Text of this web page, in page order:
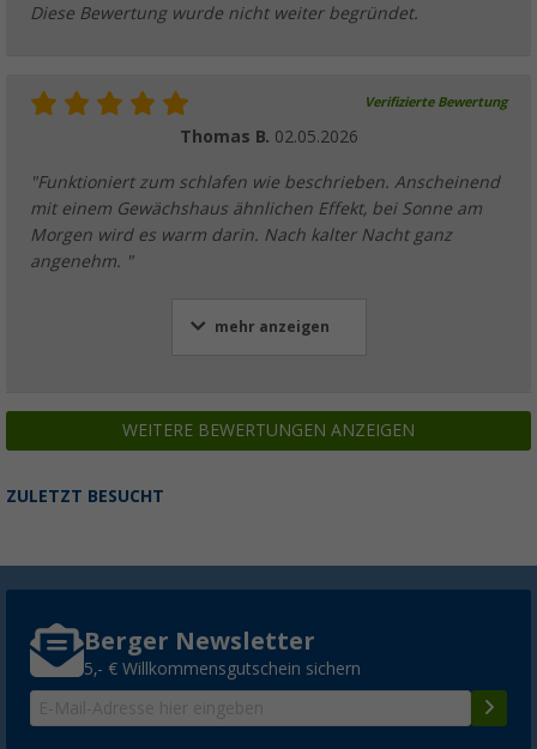
Diese Bewertung wurde nicht weiter begründet.
Verifizierte Bewertung
Thomas B. 02.05.2026
"Funktioniert zum schlafen wie beschrieben. Anscheinend
mit einem Gewächshaus ähnlichen Effekt, bei Sonne am
Morgen wird es warm darin. Nach kalter Nacht ganz
angenehm. "
mehr anzeigen
WEITERE BEWERTUNGEN ANZEIGEN
ZULETZT BESUCHT
Berger Newsletter
5,- € Willkommensgutschein sichern